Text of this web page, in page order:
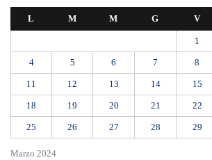
Marzo 2024
L M M G V
1
4 5 6 7 8
11 12 13 14 15
18 19 20 21 22
25 26 27 28 29